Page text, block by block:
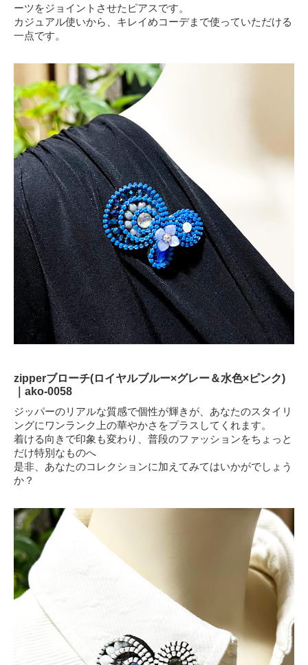
ーツをジョイントさせたピアスです。
カジュアル使いから、キレイめコーデまで使っていただける
一点です。
zipperブローチ(ロイヤルブルー×グレー＆水色×ピンク)
｜ako-0058
ジッパーのリアルな質感で個性が輝きが、あなたのスタイリ
ングにワンランク上の華やかさをプラスしてくれます。
着ける向きで印象も変わり、普段のファッションをちょっと
だけ特別なものへ
是非、あなたのコレクションに加えてみてはいかがでしょう
か？